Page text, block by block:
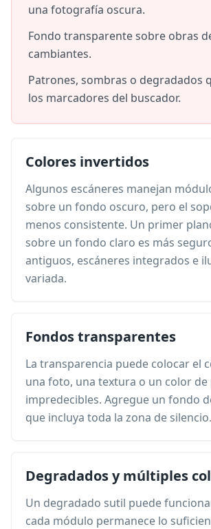
una fotografía oscura.
Fondo transparente sobre obras
cambiantes.
Patrones, sombras o degradados
los marcadores del buscador.
Colores invertidos
Algunos escáneres manejan
sobre un fondo oscuro, pero el
menos consistente. Un primer
sobre un fondo claro es más
antiguos, escáneres integrados e
variada.
Fondos transparentes
La transparencia puede colocar el
una foto, una textura o un color
impredecibles. Agregue un fondo
que incluya toda la zona de silencio.
Degradados y múltiples
Un degradado sutil puede
cada módulo permanece lo